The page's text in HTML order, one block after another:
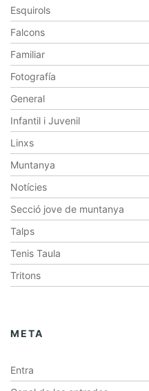
Esquirols
Falcons
Familiar
Fotografía
General
Infantil i Juvenil
Linxs
Muntanya
Notícies
Secció jove de muntanya
Talps
Tenis Taula
Tritons
META
Entra